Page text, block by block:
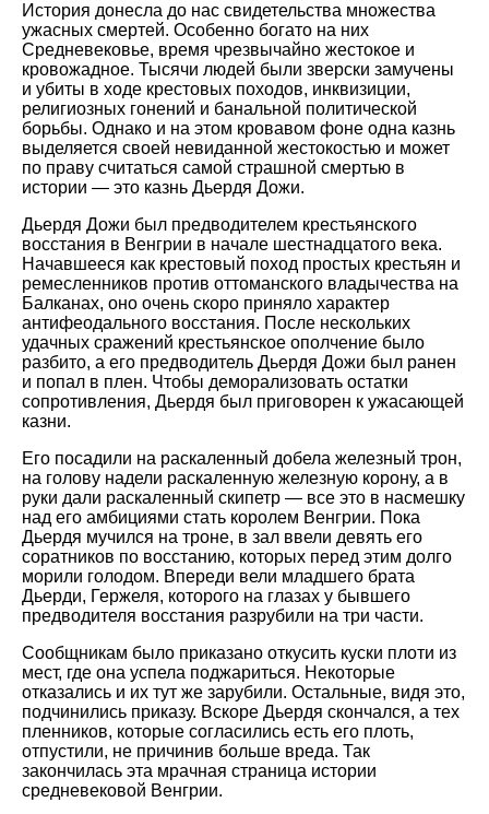
История донесла до нас свидетельства множества
ужасных смертей. Особенно богато на них
Средневековье, время чрезвычайно жестокое и
кровожадное. Тысячи людей были зверски замучены
и убиты в ходе крестовых походов, инквизиции,
религиозных гонений и банальной политической
борьбы. Однако и на этом кровавом фоне одна казнь
выделяется своей невиданной жестокостью и может
по праву считаться самой страшной смертью в
истории — это казнь Дьердя Дожи.
Дьердя Дожи был предводителем крестьянского
восстания в Венгрии в начале шестнадцатого века.
Начавшееся как крестовый поход простых крестьян и
ремесленников против оттоманского владычества на
Балканах, оно очень скоро приняло характер
антифеодального восстания. После нескольких
удачных сражений крестьянское ополчение было
разбито, а его предводитель Дьердя Дожи был ранен
и попал в плен. Чтобы деморализовать остатки
сопротивления, Дьердя был приговорен к ужасающей
казни.
Его посадили на раскаленный добела железный трон,
на голову надели раскаленную железную корону, а в
руки дали раскаленный скипетр — все это в насмешку
над его амбициями стать королем Венгрии. Пока
Дьердя мучился на троне, в зал ввели девять его
соратников по восстанию, которых перед этим долго
морили голодом. Впереди вели младшего брата
Дьерди, Гержеля, которого на глазах у бывшего
предводителя восстания разрубили на три части.
Сообщникам было приказано откусить куски плоти из
мест, где она успела поджариться. Некоторые
отказались и их тут же зарубили. Остальные, видя это,
подчинились приказу. Вскоре Дьердя скончался, а тех
пленников, которые согласились есть его плоть,
отпустили, не причинив больше вреда. Так
закончилась эта мрачная страница истории
средневековой Венгрии.